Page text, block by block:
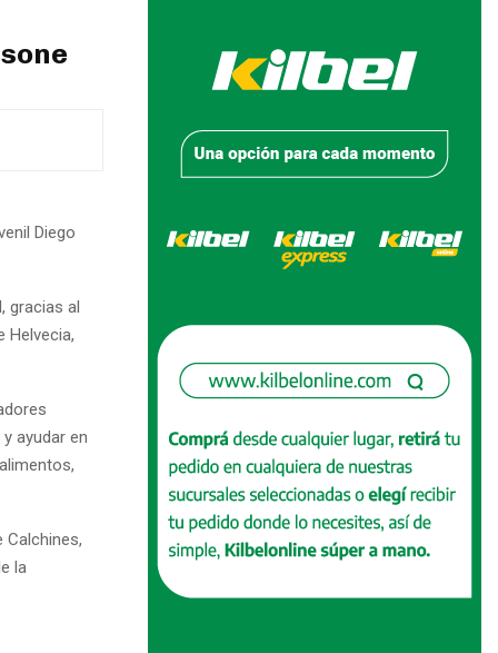
Diego
gracias al
Helvecia,
ayudar en
Calchines,
la